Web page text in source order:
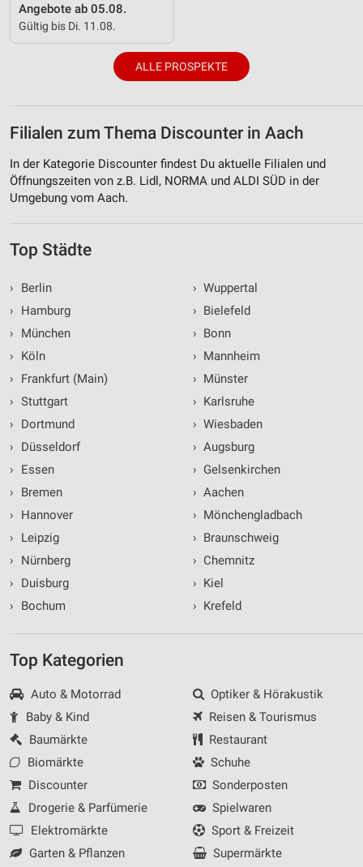
Angebote ab 05.08.
Gültig bis Di. 11.08.
ALLE PROSPEKTE
Filialen zum Thema Discounter in Aach
In der Kategorie Discounter findest Du aktuelle Filialen und
Öffnungszeiten von z.B. Lidl, NORMA und ALDI SÜD in der
Umgebung vom Aach.
Top Städte
›
Berlin
›
Hamburg
›
München
›
Köln
›
Frankfurt (Main)
› Stuttgart
›
Dortmund
›
Düsseldorf
›
Essen
›
Bremen
›
Hannover
›
Leipzig
›
Nürnberg
›
Duisburg
›
Bochum
› Wuppertal
› Bielefeld
› Bonn
› Mannheim
› Münster
› Karlsruhe
› Wiesbaden
› Augsburg
› Gelsenkirchen
› Aachen
› Mönchengladbach
› Braunschweig
› Chemnitz
› Kiel
› Krefeld
Top Kategorien
Auto & Motorrad
Baby & Kind
Baumärkte
Biomärkte
Discounter
Drogerie & Parfümerie
Elektromärkte
Garten & Pflanzen
Optiker & Hörakustik
Reisen & Tourismus
Restaurant
Schuhe
Sonderposten
Spielwaren
Sport & Freizeit
Supermärkte